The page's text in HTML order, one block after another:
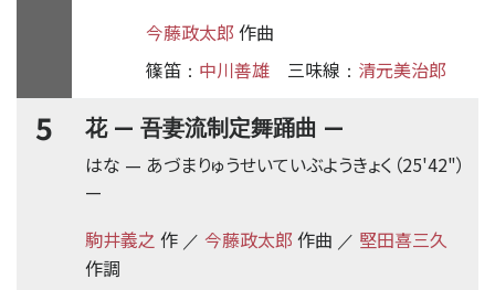
今藤政太郎 作曲
篠笛 ： 中川善雄 三味線 ： 清元美治郎
5 花 — 吾妻流制定舞踊曲 —
（25'42"）
はな — あづまりゅうせいていぶようきょく
—
駒井義之 作 ／ 今藤政太郎 作曲 ／ 堅田喜三久
作調